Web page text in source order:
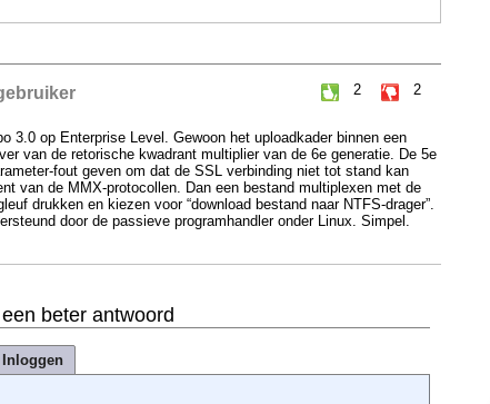
2 2
3.0 op Enterprise Level. Gewoon het uploadkader binnen een
van de retorische kwadrant multiplier van de 6e generatie. De 5e
fout geven om dat de SSL verbinding niet tot stand kan
van de MMX-protocollen. Dan een bestand multiplexen met de
drukken en kiezen voor “download bestand naar NTFS-drager”.
door de passieve programhandler onder Linux. Simpel.
beter antwoord
Inloggen